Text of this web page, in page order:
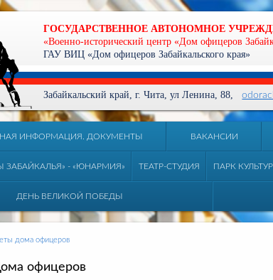
ГОСУДАРСТВЕННОЕ АВТОНОМНОЕ
«Военно-исторический центр «Дом офицеров
ГАУ ВИЦ «Дом офицеров Забайкальского края»
Забайкальский край, г. Чита, ул Ленина, 88,
ИНФОРМАЦИЯ. ДОКУМЕНТЫ ВАКАНСИИ
ЗАБАЙКАЛЬЯ» - «ЮНАРМИЯ» ТЕАТР-СТУДИЯ ПАРК
ДЕНЬ ВЕЛИКОЙ ПОБЕДЫ
дома офицеров
офицеров